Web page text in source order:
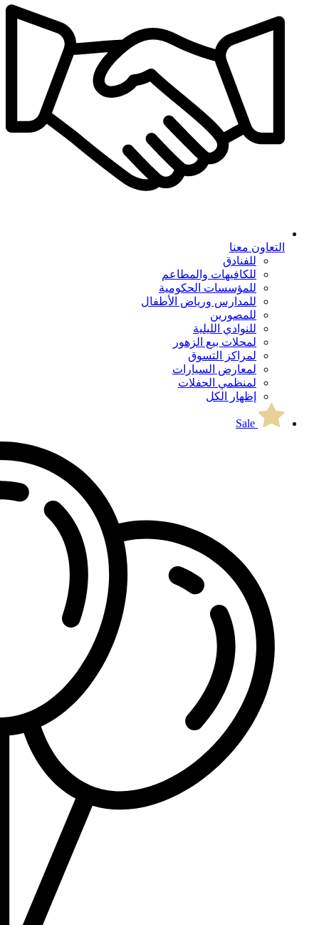
التعاون معنا
للفنادق
للكافيهات والمطاعم
للمؤسسات الحكومية
للمدارس ورياض الأطفال
للمصورين
للنوادي الليلية
لمحلات بيع الزهور
لمراكز التسوق
لمعارض السيارات
لمنظمي الحفلات
إظهار الكل